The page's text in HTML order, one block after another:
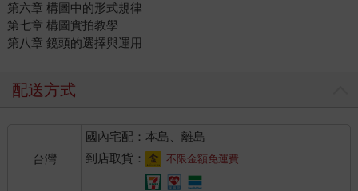
第六章 構圖中的形式規律
第七章 構圖實拍教學
第八章 鏡頭的選擇與運用
配送方式
台灣
國內宅配：本島、離島
到店取貨：
不限金額免運費